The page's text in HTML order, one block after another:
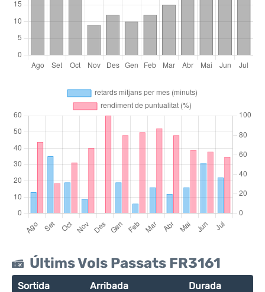
Últims Vols Passats FR3161
Sortida Arribada Durada